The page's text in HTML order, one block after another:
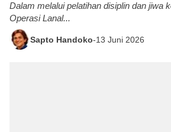
Dalam melalui pelatihan disiplin dan jiwa
Operasi Lanal...
Sapto Handoko-13 Juni 2026